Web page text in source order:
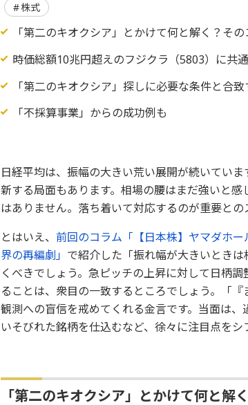
株式
「第二のキオクシア」とかけて何と解く？そ
時価総額10兆円超えのフジクラ（5803）に共
「第二のキオクシア」探しに必要な条件と合
「不採算事業」からの成功例も
日経平均は、振幅の大きい荒い展開が続いてい
新する局面もあります。相場の腰はまだ強いと
はありません。落ち着いて対応するのが重要との
とはいえ、 前回のコラム「【日本株】ヤマダホ
界の再編劇」 で紹介した「振れ幅が大きいとき
くべきでしょう。急ピッチの上昇に対して日柄
ることは、衆目の一致するところでしょう。「
観測への盲信を戒めてくれる金言です。当面は
いそびれた銘柄を仕込むなど、徐々に注目点をシ
「第二のキオクシア」とかけて何と解